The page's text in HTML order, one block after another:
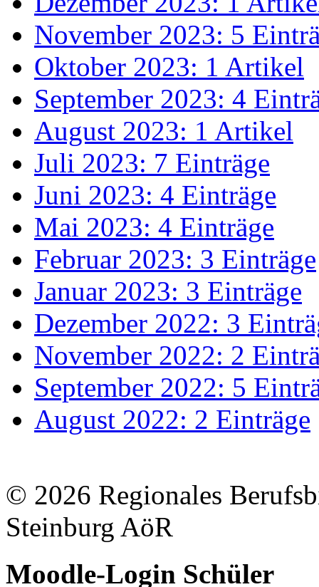
November 2023: 5
Oktober 2023: 1 Artikel
September 2023: 4
August 2023: 1 Artikel
Juli 2023: 7 Einträge
Juni 2023: 4 Einträge
Mai 2023: 4 Einträge
Februar 2023: 3 Einträge
Januar 2023: 3 Einträge
Dezember 2022: 3
November 2022: 2
September 2022: 5
August 2022: 2 Einträge
© 2026 Regionales
Steinburg AöR
Moodle-Login Schüler